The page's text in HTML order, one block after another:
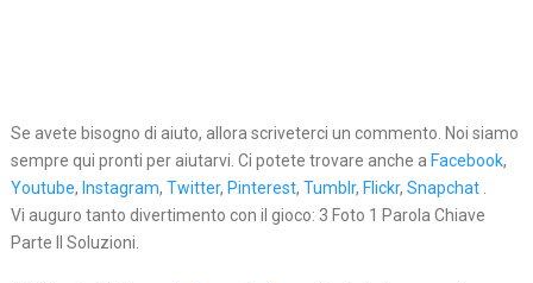
Se avete bisogno di aiuto, allora scriveterci un commento. Noi siamo
sempre qui pronti per aiutarvi. Ci potete trovare anche a Facebook,
Youtube, Instagram, Twitter, Pinterest, Tumblr, Flickr, Snapchat.
Vi auguro tanto divertimento con il gioco: 3 Foto 1 Parola Chiave
Parte II Soluzioni.